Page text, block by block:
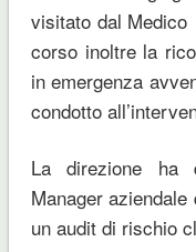
visitato dal
corso inoltre la
in emergenza
condotto
La direzione ha
Manager
un audit di rischio